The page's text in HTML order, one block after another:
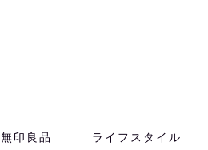
無印良品 ライフスタイル